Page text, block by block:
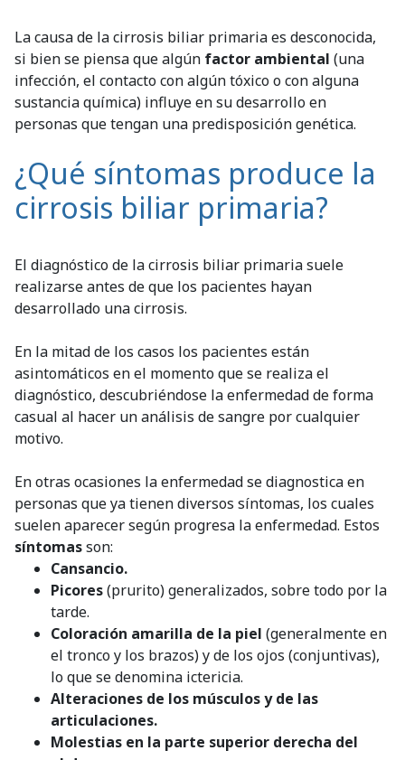
La causa de la cirrosis biliar primaria es desconocida,
si bien se piensa que algún factor ambiental (una
infección, el contacto con algún tóxico o con alguna
sustancia química) influye en su desarrollo en
personas que tengan una predisposición genética.
¿Qué síntomas produce la
cirrosis biliar primaria?
El diagnóstico de la cirrosis biliar primaria suele
realizarse antes de que los pacientes hayan
desarrollado una cirrosis.
En la mitad de los casos los pacientes están
asintomáticos en el momento que se realiza el
diagnóstico, descubriéndose la enfermedad de forma
casual al hacer un análisis de sangre por cualquier
motivo.
En otras ocasiones la enfermedad se diagnostica en
personas que ya tienen diversos síntomas, los cuales
suelen aparecer según progresa la enfermedad. Estos
síntomasson:
Cansancio.
Picores(prurito) generalizados, sobre todo por la
tarde.
Coloración amarilla de la piel (generalmente en
el tronco y los brazos) y de los ojos (conjuntivas),
lo que se denomina ictericia.
Alteraciones de los músculos y de las
articulaciones.
Molestias en la parte superior derecha del